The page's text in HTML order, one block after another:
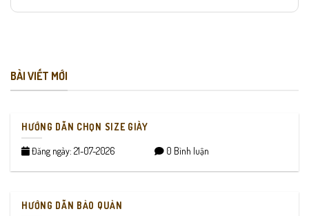
BÀI VIẾT MỚI
HƯỚNG DẪN CHỌN SIZE GIÀY
Đăng ngày: 21-07-2026 0 Bình luận
HƯỚNG DẪN BẢO QUẢN